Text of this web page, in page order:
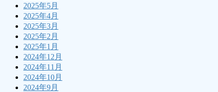
2025年5月
2025年4月
2025年3月
2025年2月
2025年1月
2024年12月
2024年11月
2024年10月
2024年9月